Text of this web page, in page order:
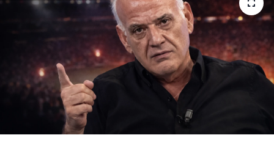
İletişim/Künye
Yaşam